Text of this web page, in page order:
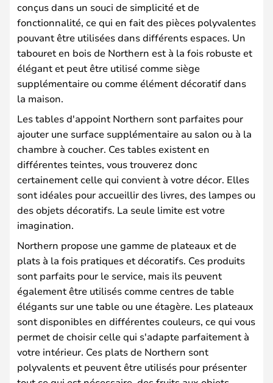
conçus dans un souci de simplicité et de
fonctionnalité, ce qui en fait des pièces polyvalentes
pouvant être utilisées dans différents espaces. Un
tabouret en bois de Northern est à la fois robuste et
élégant et peut être utilisé comme siège
supplémentaire ou comme élément décoratif dans
la maison.
Les tables d'appoint Northern sont parfaites pour
ajouter une surface supplémentaire au salon ou à la
chambre à coucher. Ces tables existent en
différentes teintes, vous trouverez donc
certainement celle qui convient à votre décor. Elles
sont idéales pour accueillir des livres, des lampes ou
des objets décoratifs. La seule limite est votre
imagination.
Northern propose une gamme de plateaux et de
plats à la fois pratiques et décoratifs. Ces produits
sont parfaits pour le service, mais ils peuvent
également être utilisés comme centres de table
élégants sur une table ou une étagère. Les plateaux
sont disponibles en différentes couleurs, ce qui vous
permet de choisir celle qui s'adapte parfaitement à
votre intérieur. Ces plats de Northern sont
polyvalents et peuvent être utilisés pour présenter